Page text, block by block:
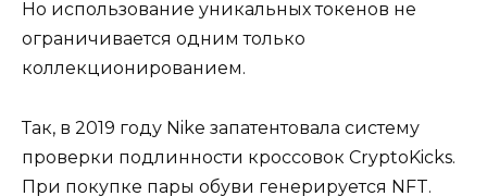
Но использование уникальных токенов не
ограничивается одним только
коллекционированием.
Так, в 2019 году Nike запатентовала систему
проверки подлинности кроссовок CryptoKicks.
При покупке пары обуви генерируется NFT.